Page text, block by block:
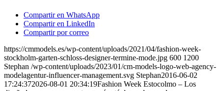
Compartir en WhatsApp
Compartir en LinkedIn
Compartir por correo
https://cmmodels.es/wp-content/uploads/2021/04/fashion-week-
stockholm-garten-schloss-designer-termine-mode.jpg 600 1200
Stephan /wp-content/uploads/2023/01/cm-models-logo-web-agency-
modelagentur-influencer-management.svg Stephan2016-06-02
17:24:372026-08-01 20:34:19Fashion Week Estocolmo – Los